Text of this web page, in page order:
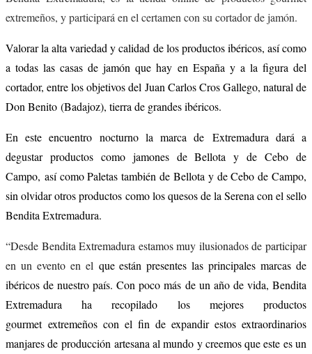
extremeños, y participará en el certamen con su cortador de jamón.
Valorar la alta variedad y calidad de los productos ibéricos, así como
a todas las casas de jamón que hay en España y a la figura del
cortador, entre los objetivos del Juan Carlos Cros Gallego, natural de
Don Benito (Badajoz), tierra de grandes ibéricos.
En este encuentro nocturno la marca de Extremadura dará a
degustar productos como jamones de Bellota y de Cebo de
Campo, así como Paletas también de Bellota y de Cebo de Campo,
sin olvidar otros productos como los quesos de la Serena con el sello
Bendita Extremadura.
“Desde Bendita Extremadura estamos muy ilusionados de participar
en un evento en el que están presentes las principales marcas de
ibéricos de nuestro país. Con poco más de un año de vida, Bendita
Extremadura ha recopilado los mejores productos
gourmet extremeños con el fin de expandir estos extraordinarios
manjares de producción artesana al mundo y creemos que este es un